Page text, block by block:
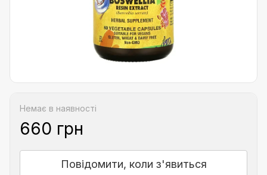
Немає в наявності
660 грн
Повідомити, коли з'явиться